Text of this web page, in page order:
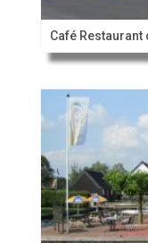
Café Restaurant